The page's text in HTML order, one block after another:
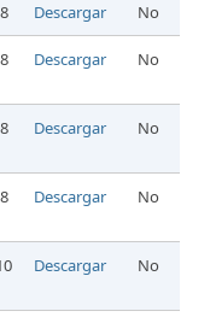
8 Descargar No
8 Descargar No
8 Descargar No
8 Descargar No
Descargar No